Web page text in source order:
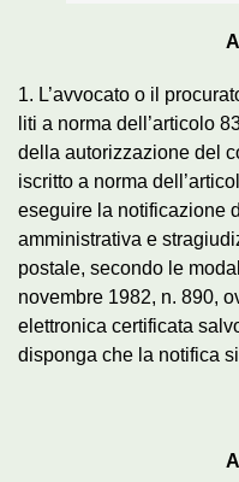
1. L’avvocato o il
liti a norma dell’articolo
della autorizzazione del
iscritto a norma
eseguire la notificazione
amministrativa e
postale, secondo le
novembre 1982, n. 890,
elettronica certificata
disponga che la notifica